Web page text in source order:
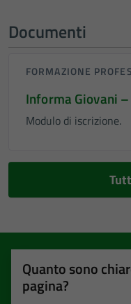
Documenti
FORMAZIONE
Informa Giovani
Modulo di iscrizione.
Quanto sono
pagina?